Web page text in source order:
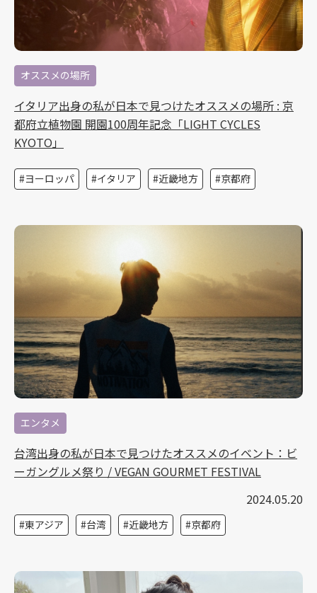
オススメの場所
イタリア出身の私が日本で見つけたオススメの場所 : 京
都府立植物園 開園100周年記念「LIGHT CYCLES
KYOTO」
ヨーロッパ イタリア 近畿地方 京都府
エンタメ
台湾出身の私が日本で見つけたオススメのイベント：ビ
ーガングルメ祭り / VEGAN GOURMET FESTIVAL
2024.05.20
東アジア 台湾 近畿地方 京都府